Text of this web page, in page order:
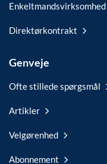
Enkeltmandsvirksomhed
Direktørkontrakt
Genveje
Ofte stillede spørgsmål
Artikler
Velgørenhed
Abonnement